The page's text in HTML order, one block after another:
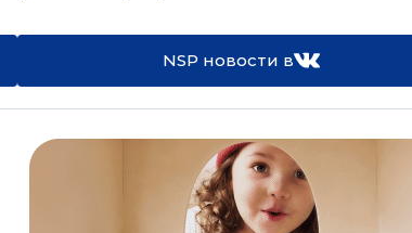
NSP новости в